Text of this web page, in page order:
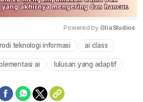
Mute
Powered by GliaStudios
teknologi informasi ai class
ai lulusan yang adaptif